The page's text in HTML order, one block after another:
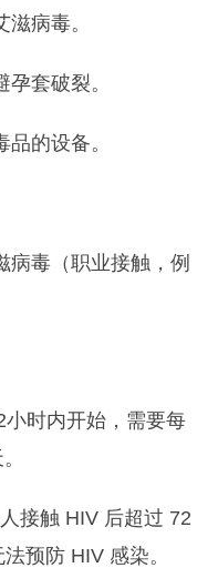
病毒。
套破裂。
的设备。
病毒（职业接触，例
时内开始，需要每
接触 HIV 后超过 72
预防 HIV 感染。